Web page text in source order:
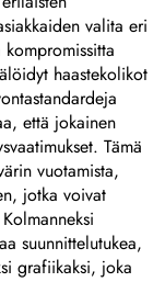
valita eri
haastekolikot
että jokainen
Tämä
vuotamista,
jotka voivat
suunnittelutukea,
grafiikaksi, joka